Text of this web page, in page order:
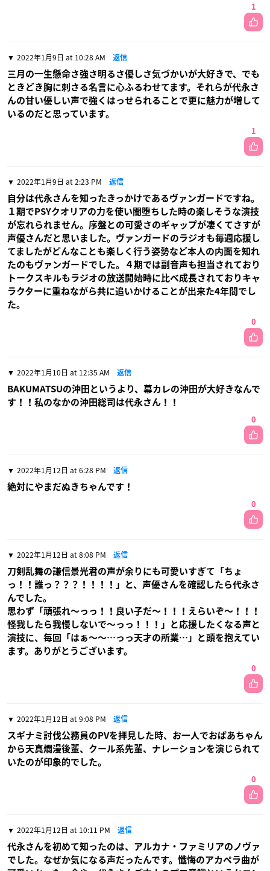
1
2022年1月9日 at 10:28 AM 返信
三月の一生懸命さ強さ明るさ優しさ気づかいが大好きで、でも
ときどき胸に刺さる名言に心ふるわせてます。それらが代永さ
んの甘い優しい声で強くはっせられることで更に魅力が増して
いるのだと思っています。
1
2022年1月9日 at 2:23 PM 返信
自分は代永さんを知ったきっかけであるヴァンガードですね。
１期でPSYクオリアの力を使い闇堕ちした時の楽しそうな演技
が忘れられません。序盤との可愛さのギャップが凄くてさすが
声優さんだと思いました。ヴァンガードのラジオも毎週応援し
てましたがどんなことも楽しく行う姿勢など本人の内面を知れ
たのもヴァンガードでした。４期では副音声も担当されており
トークスキルもラジオの放送開始時に比べ成長されておりキャ
ラクターに重ねながら共に追いかけることが出来た4年間でし
た。
0
2022年1月10日 at 12:35 AM 返信
BAKUMATSUの沖田というより、幕カレの沖田が大好きなんで
す！！私のなかの沖田総司は代永さん！！
0
2022年1月12日 at 6:28 PM 返信
絶対にやまだぬきちゃんです！
0
2022年1月12日 at 8:08 PM 返信
刀剣乱舞の謙信景光君の声が余りにも可愛いすぎて「ちょ
っ！！誰っ？？？！！！！」と、声優さんを確認したら代永さ
んでした。
思わず「頑張れ〜っっ！！良い子だ〜！！！えらいぞ〜！！！
怪我したら我慢しないで〜っっ！！！」と応援したくなる声と
演技に、毎回「はぁ〜〜…っっ天才の所業…」と頭を抱えてい
ます。ありがとうございます。
0
2022年1月12日 at 9:08 PM 返信
スギナミ討伐公務員のPVを拝見した時、お一人でおばあちゃん
から天真爛漫後輩、クール系先輩、ナレーションを演じられて
いたのが印象的でした。
0
2022年1月12日 at 10:11 PM 返信
代永さんを初めて知ったのは、アルカナ・ファミリアのノヴァ
でした。なぜか気になる声だったんです。懺悔のアカペラ曲が